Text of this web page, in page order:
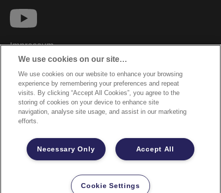
Impressum
Datenschutzhinweise
Datenzugriffsberechtigung
Sicherheitsdatenblätter
Cookie Richtlinie
Rechtliche Hinweise
Garantiebestimmungen
Site Map
©2026 ACCO Brands
We use cookies on our site…
We use cookies on our website to enhance your browsing
experience by remembering your preferences and repeat
visits. By clicking “Accept All Cookies”, you agree to the
storing of cookies on your device to enhance site
navigation, analyse site usage, and assist in our marketing
efforts.
Accept All
Necessary Only
Cookie Settings